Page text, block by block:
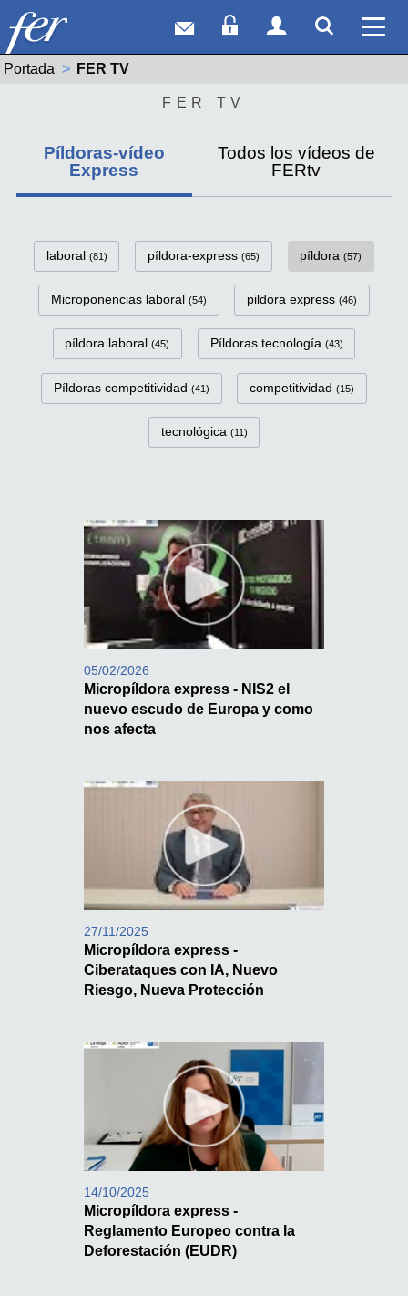
Correo webAcceso Socios
Acceso
Portada Actual:
FER TV
FER TV
Píldoras-vídeo
Express
Todos los vídeos de
FERtv
FerTv Píldoras-vídeo Express
laboral (81) píldora-express (65) píldora (57)
Microponencias laboral (54) pildora express (46)
píldora laboral (45) Píldoras tecnología (43)
Píldoras competitividad (41) competitividad (15)
tecnológica (11)
05/02/2026
Micropíldora express - NIS2 el
nuevo escudo de Europa y como
nos afecta
27/11/2025
Micropíldora express -
Ciberataques con IA, Nuevo
Riesgo, Nueva Protección
14/10/2025
Micropíldora express -
Reglamento Europeo contra la
Deforestación (EUDR)